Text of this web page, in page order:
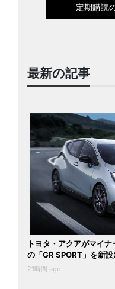
定期購読
最新の記事
トヨタ・アクアがマイ
の「GR SPORT」を新設
21時間 ago